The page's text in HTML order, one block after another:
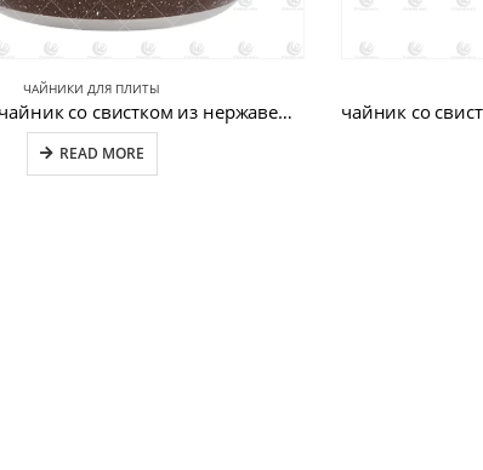
ЧАЙНИКИ ДЛЯ ПЛИТЫ
Коричневый чайник со свистком из нержавеющей стали с деревянной ручкой CW-T030-1
READ MORE